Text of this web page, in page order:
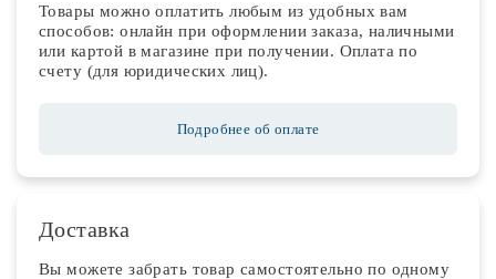
Товары можно оплатить любым из удобных вам
способов: онлайн при оформлении заказа, наличными
или картой в магазине при получении. Оплата по
счету (для юридических лиц).
Подробнее об оплате
Доставка
Вы можете забрать товар самостоятельно по одному